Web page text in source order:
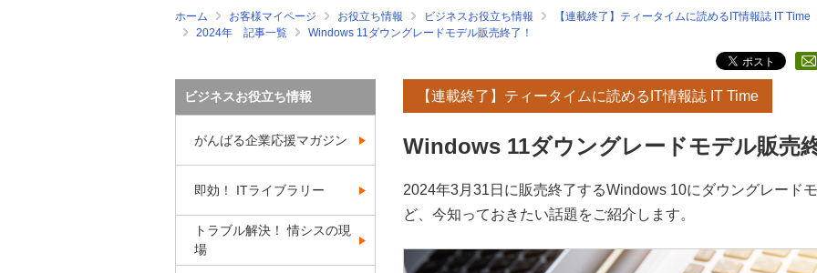
ホーム お客様マイページ お役立ち情報 ビジネスお役立ち情報
【連載終了】ティータイムに読めるIT情報誌 IT Time
2024年 記事一覧
Windows 11ダウングレードモデル販売終了！
【連載終了】ティータイムに読めるIT情報誌 IT Time
Windows 11ダウングレードモデル販売
2024年3月31日に販売終了するWindows 10にダウングレード
ど、今知っておきたい話題をご紹介します。
ビジネスお役立ち情報
がんばる企業応援マガジン
即効！ ITライブラリー
トラブル解決！ 情シスの現
場